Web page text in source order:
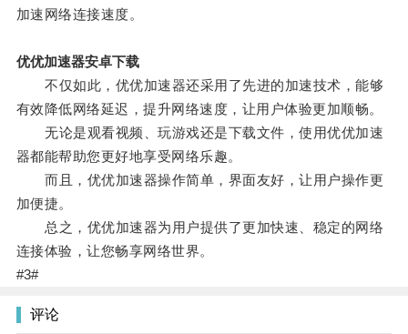
加速网络连接速度。
优优加速器安卓下载
不仅如此，优优加速器还采用了先进的加速技术，能够
有效降低网络延迟，提升网络速度，让用户体验更加顺畅。
无论是观看视频、玩游戏还是下载文件，使用优优加速
器都能帮助您更好地享受网络乐趣。
而且，优优加速器操作简单，界面友好，让用户操作更
加便捷。
总之，优优加速器为用户提供了更加快速、稳定的网络
连接体验，让您畅享网络世界。
#3#
评论